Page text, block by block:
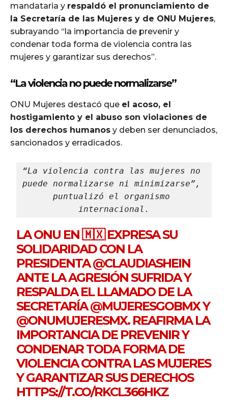
mandataria y respaldó el pronunciamiento de
la Secretaría de las Mujeres y de ONU Mujeres,
subrayando “la importancia de prevenir y
condenar toda forma de violencia contra las
mujeres y garantizar sus derechos”.
“La violencia no puede normalizarse”
ONU Mujeres destacó que el acoso, el
hostigamiento y el abuso son violaciones de
los derechos humanos y deben ser denunciados,
sancionados y erradicados.
“La violencia contra las mujeres no
puede normalizarse ni minimizarse”,
puntualizó el organismo
internacional.
LA ONU EN 🇲🇽 EXPRESA SU
SOLIDARIDAD CON LA
PRESIDENTA@CLAUDIASHEIN
ANTE LA AGRESIÓN SUFRIDA Y
RESPALDA EL LLAMADO DE LA
SECRETARÍA@MUJERESGOBMXY
@ONUMUJERESMX. REAFIRMA LA
IMPORTANCIA DE PREVENIR Y
CONDENAR TODA FORMA DE
VIOLENCIA CONTRA LAS MUJERES
Y GARANTIZAR SUS DERECHOS
HTTPS://T.CO/RKCL366HKZ